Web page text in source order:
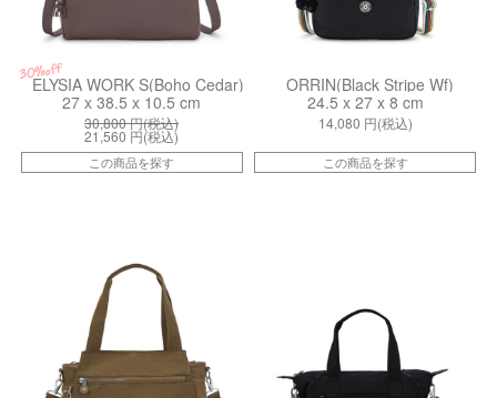
30%off
ELYSIA WORK S(Boho Cedar)
27 x 38.5 x 10.5 cm
30,800円(税込)
21,560 円(税込)
この商品を探す
ORRIN(Black Stripe Wf)
24.5 x 27 x 8 cm
14,080 円(税込)
この商品を探す